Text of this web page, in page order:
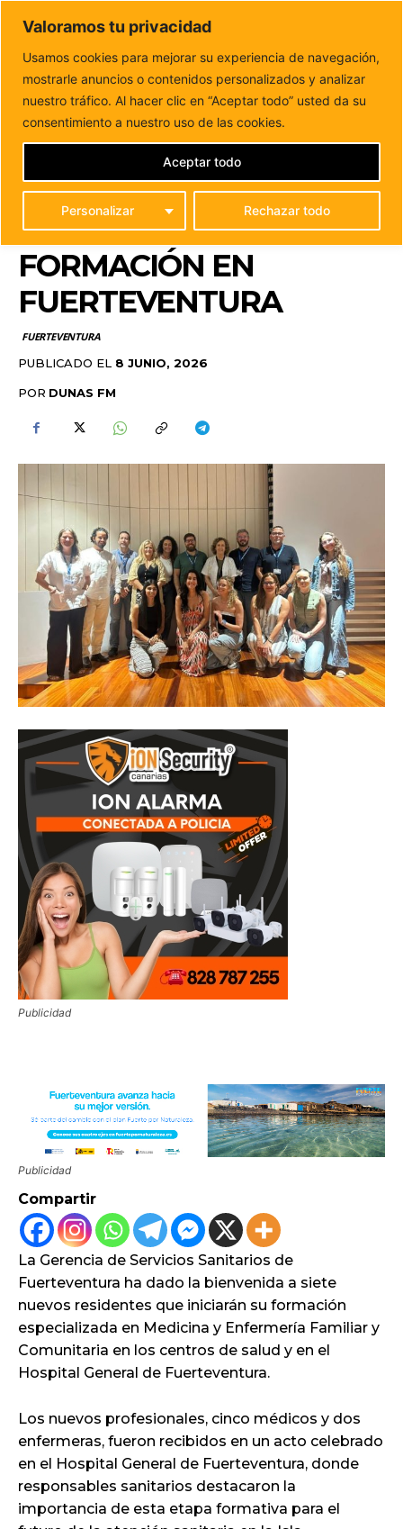
Valoramos tu privacidad
Usamos cookies para mejorar su experiencia de navegación,
mostrarle anuncios o contenidos personalizados y analizar
nuestro tráfico. Al hacer clic en “Aceptar todo” usted da su
consentimiento a nuestro uso de las cookies.
Personalizar Rechazar todo
Aceptar todo
DUNAS FM
Tu informacion de forma cercana
Inicio FUERTEVENTURA
Siete nuevos residentes
sanitarios comienzan su formación en Fuerteventura
SIETE NUEVOS
RESIDENTES
SANITARIOS
COMIENZAN SU
FORMACIÓN EN
FUERTEVENTURA
FUERTEVENTURA
PUBLICADO EL 8 JUNIO, 2026
POR DUNAS FM
Publicidad
Publicidad
Compartir
La Gerencia de Servicios Sanitarios de
Fuerteventura ha dado la bienvenida a siete
nuevos residentes que iniciarán su formación
especializada en Medicina y Enfermería Familiar y
Comunitaria en los centros de salud y en el
Hospital General de Fuerteventura.
Los nuevos profesionales, cinco médicos y dos
enfermeras, fueron recibidos en un acto celebrado
en el Hospital General de Fuerteventura, donde
responsables sanitarios destacaron la
importancia de esta etapa formativa para el